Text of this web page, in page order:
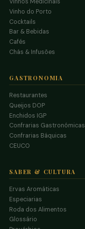
Vinho do Porto
Cocktails
Bar & Bebidas
Cafés
Chás & Infusões
GASTRONOMIA
Restaurantes
Queijos DOP
Enchidos IGP
Confrarias Gastronómicas
Confrarias Báquicas
CEUCO
SABER & CULTURA
Ervas Aromáticas
Especiarias
Roda dos Alimentos
Glossário